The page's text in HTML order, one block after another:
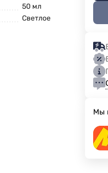
50 мл
Светлое
Мы